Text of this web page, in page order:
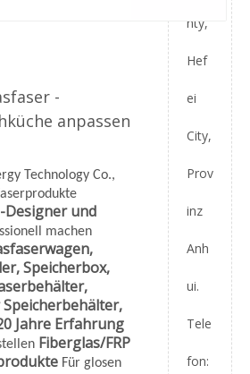
-
anpassen
Technology Co.,
-Designer und
machen
Speicherbox,
Jahre Erfahrung
Fiberglas/FRP
Für glosen
nty,
Hef
ei
City,
Prov
inz
Anh
ui.
Tele
fon: